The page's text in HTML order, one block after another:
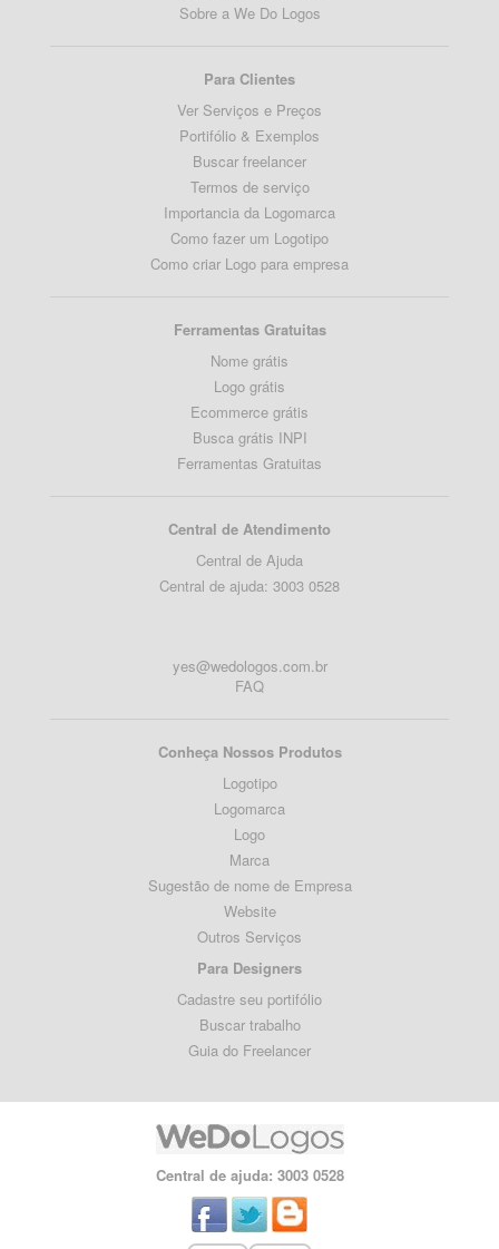
Sobre a We Do Logos
Para Clientes
Ver Serviços e Preços
Portifólio & Exemplos
Buscar freelancer
Termos de serviço
Importancia da Logomarca
Como fazer um Logotipo
Como criar Logo para empresa
Ferramentas Gratuitas
Nome grátis
Logo grátis
Ecommerce grátis
Busca grátis INPI
Ferramentas Gratuitas
Central de Atendimento
Central de Ajuda
Central de ajuda: 3003 0528
yes@wedologos.com.br
FAQ
Conheça Nossos Produtos
Logotipo
Logomarca
Logo
Marca
Sugestão de nome de Empresa
Website
Outros Serviços
Para Designers
Cadastre seu portifólio
Buscar trabalho
Guia do Freelancer
Central de ajuda: 3003 0528